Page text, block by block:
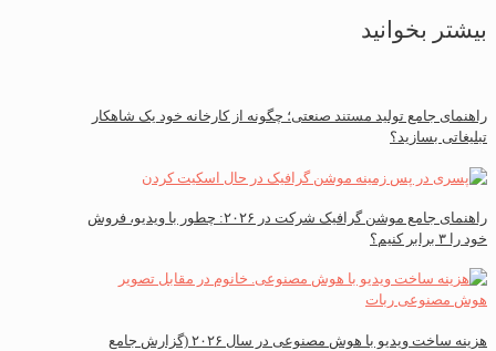
بیشتر بخوانید
راهنمای جامع تولید مستند صنعتی؛ چگونه از کارخانه خود یک شاهکار
تبلیغاتی بسازید؟
راهنمای جامع موشن گرافیک شرکت در ۲۰۲۶: چطور با ویدیو، فروش
خود را ۳ برابر کنیم؟
هزینه ساخت ویدیو با هوش مصنوعی در سال ۲۰۲۶ (گزارش جامع